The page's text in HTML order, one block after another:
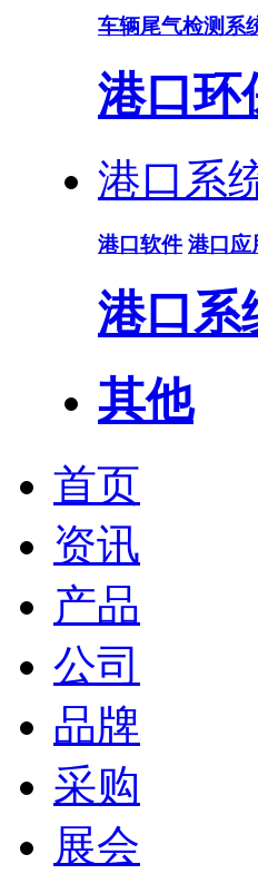
车辆尾气检测系
港口环
港口系
港口软件 港口应
港口系
其他
首页
资讯
产品
公司
品牌
采购
展会